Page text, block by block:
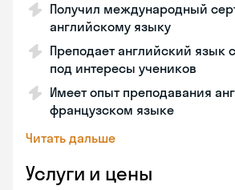
Получил международный
английскому языку
Преподает английский язык
под интересы учеников
Имеет опыт преподавания
французском языке
Читать дальше
Услуги и цены